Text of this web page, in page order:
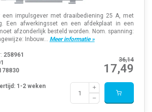
een impulsgever met draaibediening 25 A, met
Een afwerkingsset en een afdekplaat in een
afzonderlijk besteld worden. Nom. spanning:
Inbouw... Meer informatie »
36,14
17,49
258961
1-2 weken